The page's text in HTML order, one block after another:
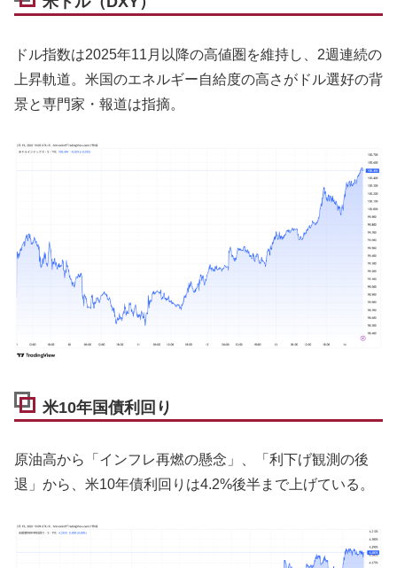
ドル指数は2025年11月以降の高値圏を維持し、2週連続の
上昇軌道。米国のエネルギー自給度の高さがドル選好の背
景と専門家・報道は指摘。
米10年国債利回り
原油高から「インフレ再燃の懸念」、「利下げ観測の後
退」から、米10年債利回りは4.2%後半まで上げている。